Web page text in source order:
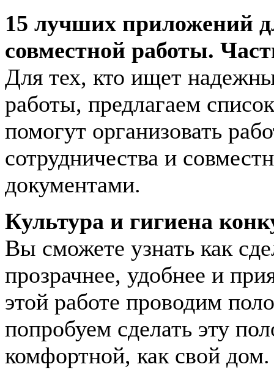
15 лучших приложений
совместной работы.
Для тех, кто ищет
работы, предлагаем
помогут организовать
сотрудничества и
документами.
Культура и гигиена
Вы сможете узнать как
прозрачнее, удобнее и
этой работе проводим
попробуем сделать эту
комфортной, как свой дом.